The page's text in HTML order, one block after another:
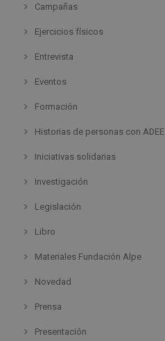
Campañas
Ejercicios físicos
Entrevista
Eventos
Formación
Historias de personas con ADEE
Iniciativas solidarias
Investigación
Legislación
Libro
Materiales Fundación Alpe
Novedad
Prensa
Presentación